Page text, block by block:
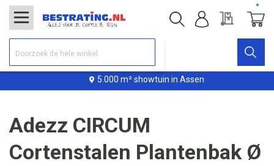
5.000 m² showtuin in Assen
Offerte
Adezz CIRCUM
Cortenstalen Plantenbak Ø